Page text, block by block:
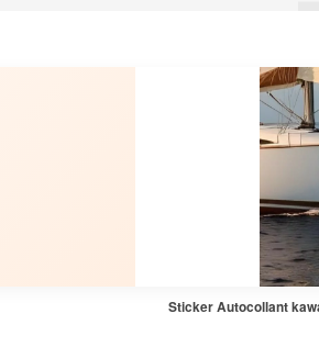
Sticker Autocollant